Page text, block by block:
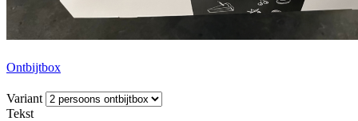
Ontbijtbox
Variant
Tekst